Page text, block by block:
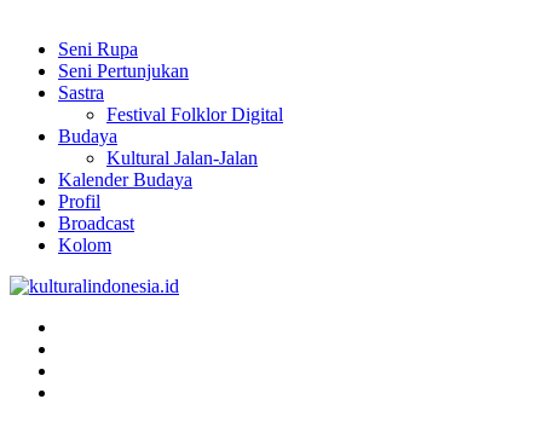
Seni Rupa
Seni Pertunjukan
Sastra
Festival Folklor Digital
Budaya
Kultural Jalan-Jalan
Kalender Budaya
Profil
Broadcast
Kolom